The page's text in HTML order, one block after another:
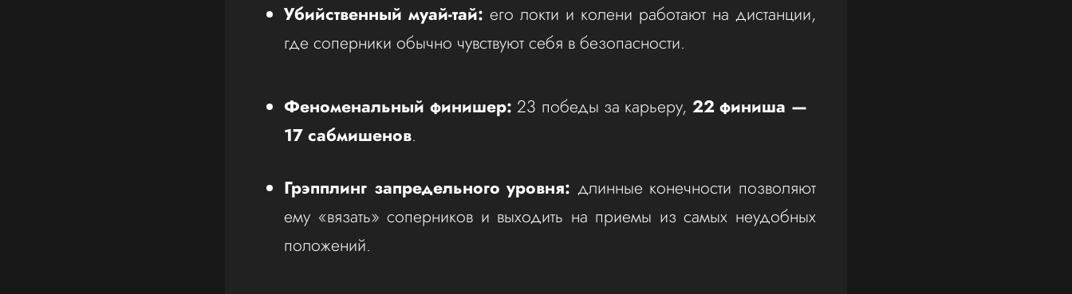
Убийственный муай-тай: его локти и колени работают на дистанции,
где соперники обычно чувствуют себя в безопасности.
Феноменальный финишер: 23 победы за карьеру, 22 финиша —
17 сабмишенов.
Грэпплинг запредельного уровня: длинные конечности позволяют
ему «вязать» соперников и выходить на приемы из самых неудобных
положений.